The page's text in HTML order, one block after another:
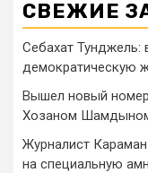
СВЕЖИЕ
Себахат Тунджель:
демократическую
Вышел новый
Хозаном
Журналист
на специальную